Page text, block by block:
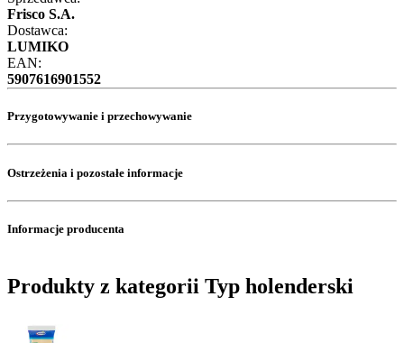
Frisco S.A.
Dostawca:
LUMIKO
EAN:
5907616901552
Przygotowywanie i przechowywanie
Ostrzeżenia i pozostałe informacje
Informacje producenta
Produkty z kategorii Typ holenderski